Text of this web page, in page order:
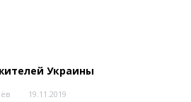
Украины
19.11.2019